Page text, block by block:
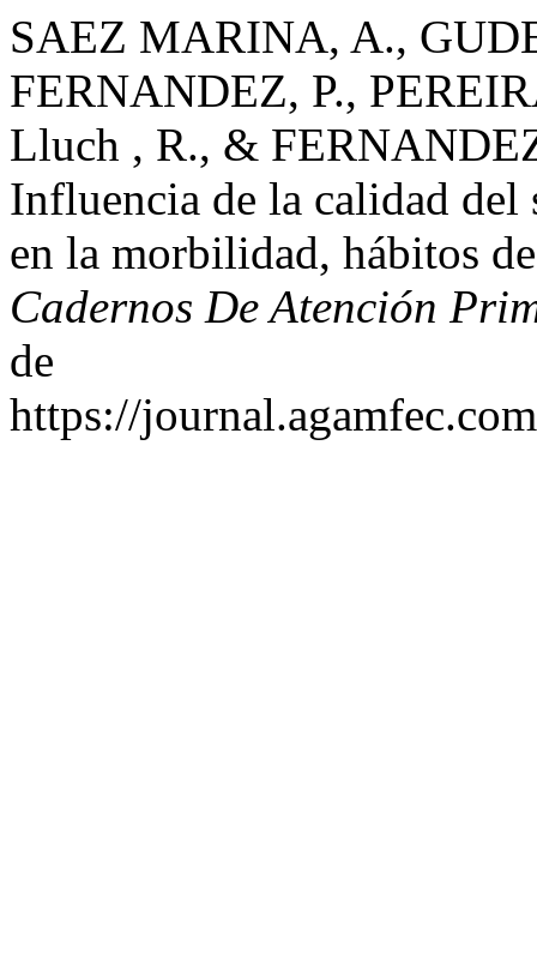
SAEZ MARINA, A.,
FERNANDEZ, P.,
Lluch , R., &
Influencia de la calidad del
en la morbilidad, hábitos
Cadernos De Atención
de
https://